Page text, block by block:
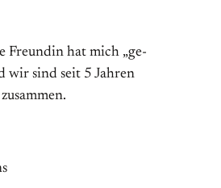
Freundin hat mich „ge-
wir sind seit 5 Jahren